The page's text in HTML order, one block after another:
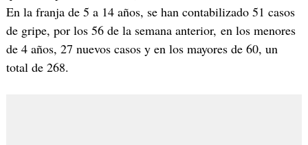
En la franja de 5 a 14 años, se han contabilizado 51 casos
de gripe, por los 56 de la semana anterior, en los menores
de 4 años, 27 nuevos casos y en los mayores de 60, un
total de 268.